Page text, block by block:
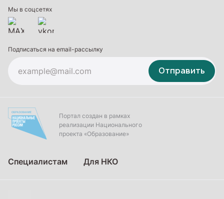
Дополнительное образование
Мы в соцсетях
Подписаться на email-рассылку
Отправить
Портал создан в рамках
реализации Национального
проекта «Образование»
Специалистам Для НКО